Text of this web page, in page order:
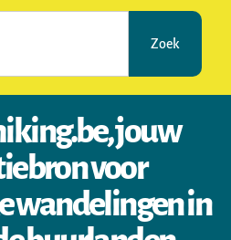
Zoek
jouw
voor
wandelingen in